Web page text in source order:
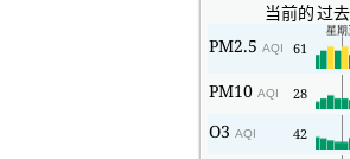
当前的过
PM2.5 AQI 61
PM10 AQI 28
O3 AQI 42